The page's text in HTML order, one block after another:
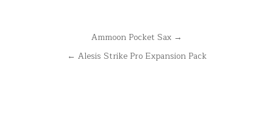
NavegaciónAmmoon Pocket Sax →
← Alesis Strike Pro Expansion Pack